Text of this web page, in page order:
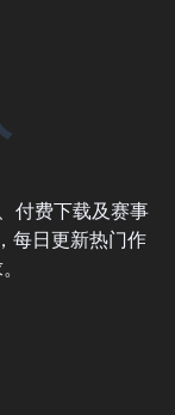
付费下载及赛事
每日更新热门作